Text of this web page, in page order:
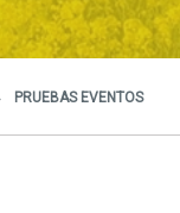
PRUEBAS EVENTOS